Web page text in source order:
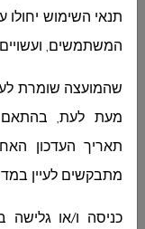
המועצה
לעצמה הזכות
פיצויים
לקניית מסמכי
למר ויסאם עומר -
או
תנאי השימוש יחולו
המשתמשים,
שהמועצה שומרת
מעת לעת, בהתאם
תאריך העדכון
מתבקשים לעיין
כניסה ו/או